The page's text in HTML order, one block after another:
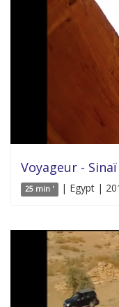
Voyageur - Sinaï
25 min ' | Egypt |